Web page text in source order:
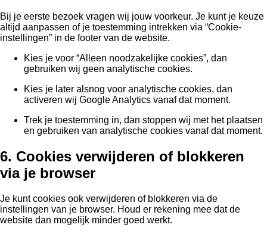
Bij je eerste bezoek vragen wij jouw voorkeur. Je kunt je keuze
altijd aanpassen of je toestemming intrekken via “Cookie-
instellingen” in de footer van de website.
Kies je voor “Alleen noodzakelijke cookies”, dan
gebruiken wij geen analytische cookies.
Kies je later alsnog voor analytische cookies, dan
activeren wij Google Analytics vanaf dat moment.
Trek je toestemming in, dan stoppen wij met het plaatsen
en gebruiken van analytische cookies vanaf dat moment.
6. Cookies verwijderen of blokkeren
via je browser
Je kunt cookies ook verwijderen of blokkeren via de
instellingen van je browser. Houd er rekening mee dat de
website dan mogelijk minder goed werkt.